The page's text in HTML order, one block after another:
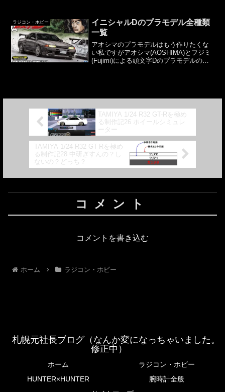
ラジコン・ホビー
イニシャルDのプラモデル全種類
一覧
アオシマのプラモデルはもう作りたくな
い私ですがアオシマ(AOSHIMA)とフジミ
(Fujimi)による頭文字Dのプラモデルの一
TAMIYA 1/24 R32 GT-Rを極め
る制作記26 ホイールシミュレ
ーター
TAMIYA 1/24 R32 GT-Rを極め
る制作記28 中研ぎすんの？し
ないの？どっち？
コメント
コメントを書き込む
ホーム ラジコン・ホビー
札幌元社長ブログ（なんか変になっちゃいました。
修正中）
ホーム
ラジコン・ホビー
HUNTER×HUNTER
腕時計全般